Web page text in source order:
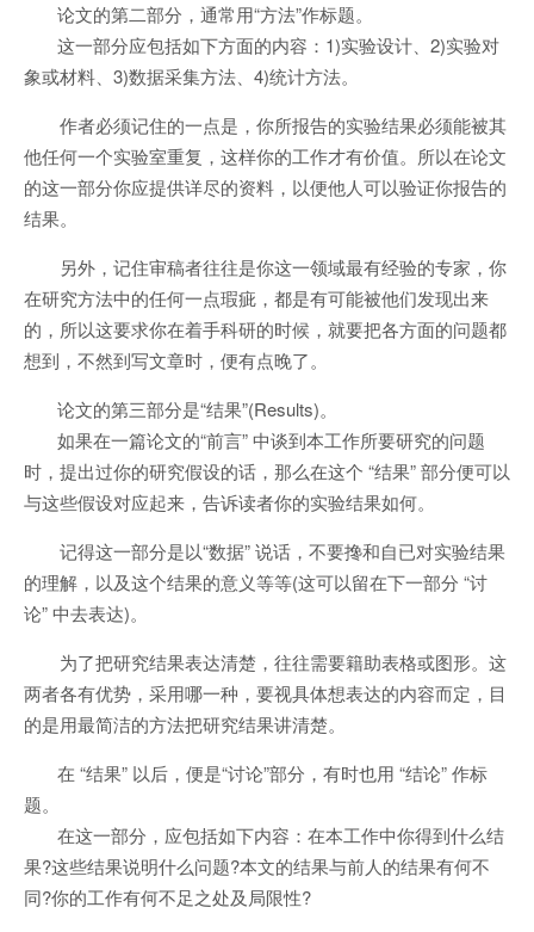
论文的第二部分，通常用“方法”作标题。
这一部分应包括如下方面的内容：1)实验设计、2)实验对
象或材料、3)数据采集方法、4)统计方法。
作者必须记住的一点是，你所报告的实验结果必须能被其
他任何一个实验室重复，这样你的工作才有价值。所以在论文
的这一部分你应提供详尽的资料，以便他人可以验证你报告的
结果。
另外，记住审稿者往往是你这一领域最有经验的专家，你
在研究方法中的任何一点瑕疵，都是有可能被他们发现出来
的，所以这要求你在着手科研的时候，就要把各方面的问题都
想到，不然到写文章时，便有点晚了。
论文的第三部分是“结果”(Results)。
如果在一篇论文的“前言” 中谈到本工作所要研究的问题
时，提出过你的研究假设的话，那么在这个 “结果” 部分便可以
与这些假设对应起来，告诉读者你的实验结果如何。
记得这一部分是以“数据” 说话，不要搀和自已对实验结果
的理解，以及这个结果的意义等等(这可以留在下一部分 “讨
论” 中去表达)。
为了把研究结果表达清楚，往往需要籍助表格或图形。这
两者各有优势，采用哪一种，要视具体想表达的内容而定，目
的是用最简洁的方法把研究结果讲清楚。
在 “结果” 以后，便是“讨论”部分，有时也用 “结论” 作标
题。
在这一部分，应包括如下内容：在本工作中你得到什么结
果?这些结果说明什么问题?本文的结果与前人的结果有何不
同?你的工作有何不足之处及局限性?